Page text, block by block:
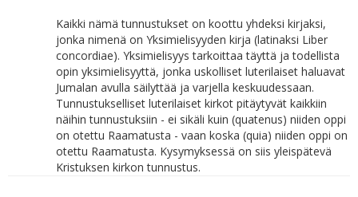
Kaikki nämä tunnustukset on koottu yhdeksi kirjaksi,
jonka nimenä on Yksimielisyyden kirja (latinaksi Liber
concordiae). Yksimielisyys tarkoittaa täyttä ja todellista
opin yksimielisyyttä, jonka uskolliset luterilaiset haluavat
Jumalan avulla säilyttää ja varjella keskuudessaan.
Tunnustukselliset luterilaiset kirkot pitäytyvät kaikkiin
näihin tunnustuksiin - ei sikäli kuin (quatenus) niiden oppi
on otettu Raamatusta - vaan koska (quia) niiden oppi on
otettu Raamatusta. Kysymyksessä on siis yleispätevä
Kristuksen kirkon tunnustus.